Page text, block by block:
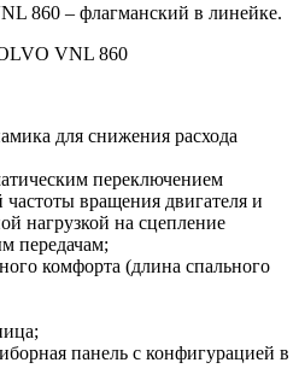
860 – флагманский в линейке.
для снижения расхода
переключением
частоты вращения двигателя и
нагрузкой на сцепление
передачам;
комфорта (длина спального
панель с конфигурацией в